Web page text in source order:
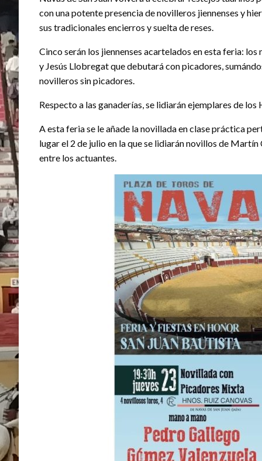
con una potente presencia de novilleros jiennenses y
sus tradicionales encierros y suelta de reses.
Cinco serán los jiennenses acartelados en esta feria:
y Jesús Llobregat que debutará con picadores,
novilleros sin picadores.
Respecto a las ganaderías, se lidiarán ejemplares de
A esta feria se le añade la novillada en clase práctica
lugar el 2 de julio en la que se lidiarán novillos de
entre los actuantes.